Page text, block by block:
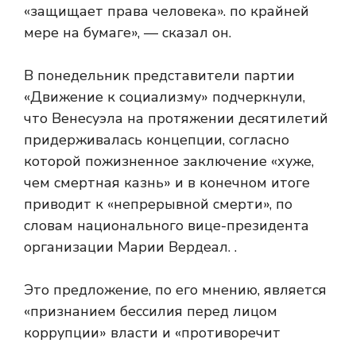
«защищает права человека». по крайней
мере на бумаге», — сказал он.
В понедельник представители партии
«Движение к социализму» подчеркнули,
что Венесуэла на протяжении десятилетий
придерживалась концепции, согласно
которой пожизненное заключение «хуже,
чем смертная казнь» и в конечном итоге
приводит к «непрерывной смерти», по
словам национального вице-президента
организации Марии Вердеал. .
Это предложение, по его мнению, является
«признанием бессилия перед лицом
коррупции» власти и «противоречит